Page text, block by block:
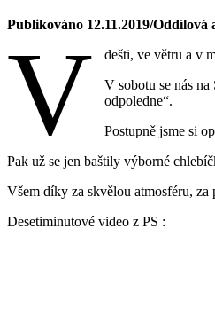
Publikováno 12.11.2019/Oddílová
V
dešti, ve větru a v
V sobotu se nás
odpoledne“.
Postupně jsme si
Pak už se jen baštily výborné
Všem díky za skvělou atmosféru, za
Desetiminutové video z PS :